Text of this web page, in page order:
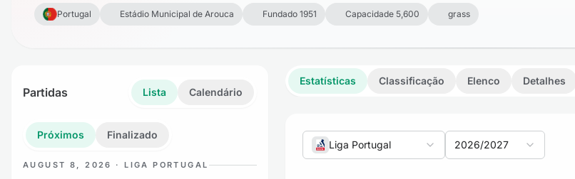
Portugal Estádio Municipal de Arouca Fundado 1951 Capacidade 5,600 grass
Partidas Lista Calendário
Próximos Finalizado
AUGUST 8, 2026 · LIGA PORTUGAL
Estatísticas Classificação Elenco Detalhes
Liga Portugal 2026/2027